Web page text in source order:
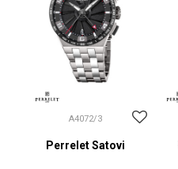
A4072/3
Perrelet Satovi